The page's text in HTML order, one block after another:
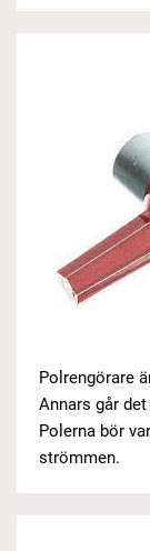
Polrengörare
Annars går
Polerna bör
strömmen.